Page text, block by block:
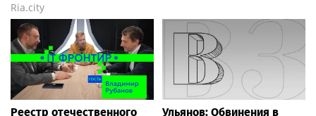
Ria.city
Реестр отечественного
Ульянов: Обвинения в